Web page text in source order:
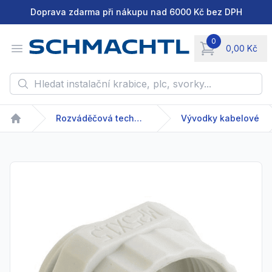
Doprava zdarma při nákupu nad 6000 Kč bez DPH
Open menu
0
0,00 Kč
items in cart,
Hledat instalační krabice, plc, svorky...
Home
Rozváděčová technika Vývodky kabelové